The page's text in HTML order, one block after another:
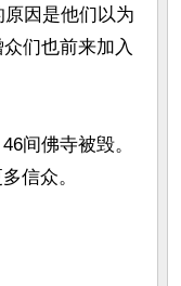
因是他们以为
们也前来加入
间佛寺被毁。
信众。